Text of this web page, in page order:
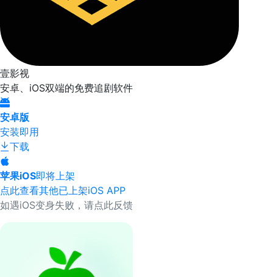
壹影视
安卓、iOS双端的免费追剧软件
安卓版
安装即用
下载
苹果iOS即将上架
点此查看其他已上架iOS APP
如遇iOS变身失败，请点此反馈